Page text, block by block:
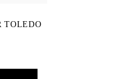
TOLEDO